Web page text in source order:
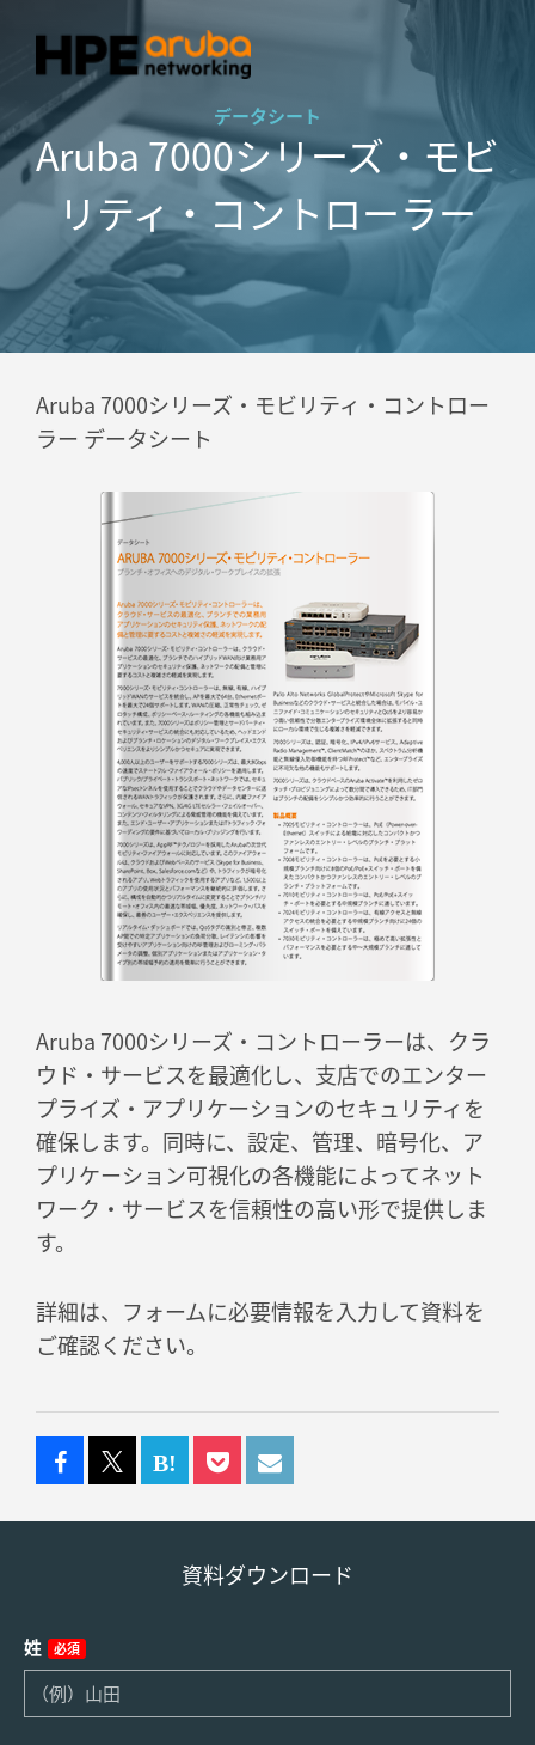
データシート
Aruba 7000シリーズ・モビ
リティ・コントローラー
Aruba 7000シリーズ・モビリティ・コントロー
ラー データシート
Aruba 7000シリーズ・コントローラーは、クラ
ウド・サービスを最適化し、支店でのエンター
プライズ・アプリケーションのセキュリティを
確保します。同時に、設定、管理、暗号化、ア
プリケーション可視化の各機能によってネット
ワーク・サービスを信頼性の高い形で提供しま
す。
詳細は、フォームに必要情報を入力して資料を
ご確認ください。
資料ダウンロード
姓 必須